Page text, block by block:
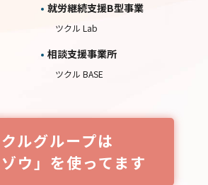
就労継続⽀援B型事業
ツクル Lab
相談⽀援事業所
ツクル BASE
ルグループは
ゾウ」を使ってます